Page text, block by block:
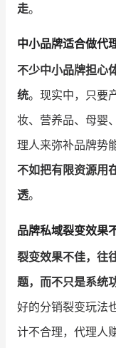
走。
中小品牌适合做代
不少中小品牌担心
统。现实中，只要
妆、营养品、母婴
理人来弥补品牌势
不如把有限资源用
透。
品牌私域裂变效果
裂变效果不佳，往
题，而不只是系统
好的分销裂变玩法
计不合理，代理人